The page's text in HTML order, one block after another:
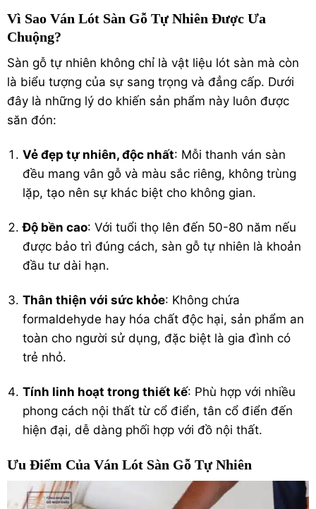
Vì Sao Ván Lót Sàn Gỗ Tự Nhiên Được Ưa
Chuộng?
Sàn gỗ tự nhiên không chỉ là vật liệu lót sàn mà còn
là biểu tượng của sự sang trọng và đẳng cấp. Dưới
đây là những lý do khiến sản phẩm này luôn được
săn đón:
Vẻ đẹp tự nhiên, độc nhất: Mỗi thanh ván sàn
đều mang vân gỗ và màu sắc riêng, không trùng
lặp, tạo nên sự khác biệt cho không gian.
Độ bền cao: Với tuổi thọ lên đến 50-80 năm nếu
được bảo trì đúng cách, sàn gỗ tự nhiên là khoản
đầu tư dài hạn.
Thân thiện với sức khỏe: Không chứa
formaldehyde hay hóa chất độc hại, sản phẩm an
toàn cho người sử dụng, đặc biệt là gia đình có
trẻ nhỏ.
Tính linh hoạt trong thiết kế: Phù hợp với nhiều
phong cách nội thất từ cổ điển, tân cổ điển đến
hiện đại, dễ dàng phối hợp với đồ nội thất.
Ưu Điểm Của Ván Lót Sàn Gỗ Tự Nhiên